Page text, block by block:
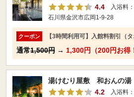
4.4
入浴料：
石川県金沢市広岡1-9-28
クーポン 【3時間利用可】入館料割引（タ
通常1,500円 → 1,300円（200円お得
湯けむり屋敷 和おんの湯
4.2
入浴料：